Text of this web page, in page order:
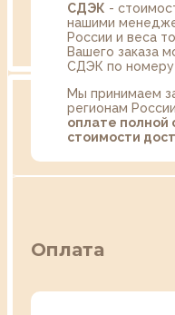
СДЭК -
нашими
России и веса
Вашего заказа
СДЭК по номеру
Мы принимаем
регионам
оплате полной
стоимости
Оплата